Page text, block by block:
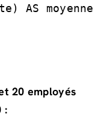
AS moyenne
20 employés
: